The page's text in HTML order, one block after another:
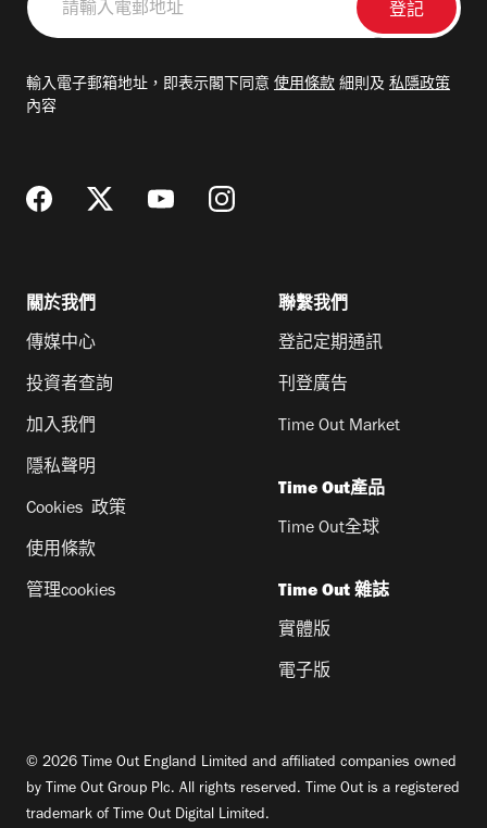
輸
郵
輸入電子郵箱地址，即表示閣下同意 使用條款 細則及 私隱政策
內容
關於我們
傳媒中心
投資者查詢
加入我們
隱私聲明
Cookies 政策
使用條款
管理cookies
聯繫我們
登記定期通訊
刊登廣告
Time Out Market
Time Out產品
Time Out全球
Time Out 雜誌
實體版
電子版
© 2026 Time Out England Limited and affiliated companies owned
by Time Out Group Plc. All rights reserved. Time Out is a registered
trademark of Time Out Digital Limited.